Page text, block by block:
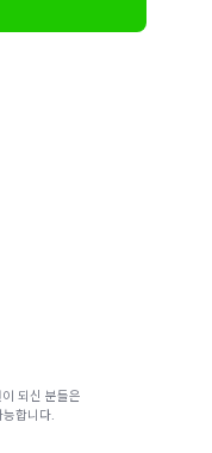
되신 분들은
합니다.